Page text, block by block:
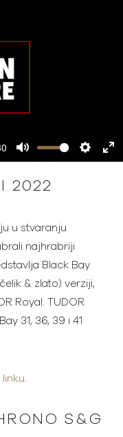
2022
u stvaranju
najhrabriji
Black Bay
& zlato) verziji,
Royal. TUDOR
31, 36, 39 i 41
linku.
S&G